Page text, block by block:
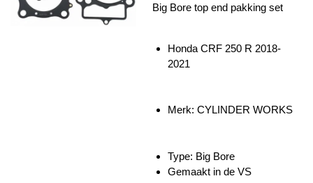
Big Bore top end pakking set
Honda CRF 250 R 2018-
2021
Merk: CYLINDER WORKS
Type: Big Bore
Gemaakt in de VS